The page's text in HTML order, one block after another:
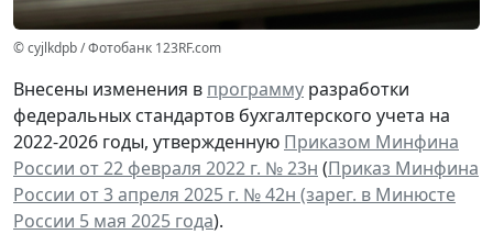
© cyjlkdpb / Фотобанк 123RF.com
Внесены изменения в программу разработки
федеральных стандартов бухгалтерского учета на
2022-2026 годы, утвержденную Приказом Минфина
России от 22 февраля 2022 г. № 23н (Приказ Минфина
России от 3 апреля 2025 г. № 42н (зарег. в Минюсте
России 5 мая 2025 года).